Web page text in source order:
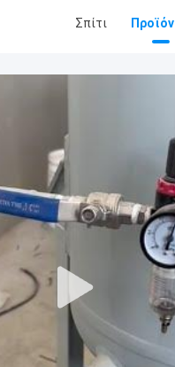
Σπίτι